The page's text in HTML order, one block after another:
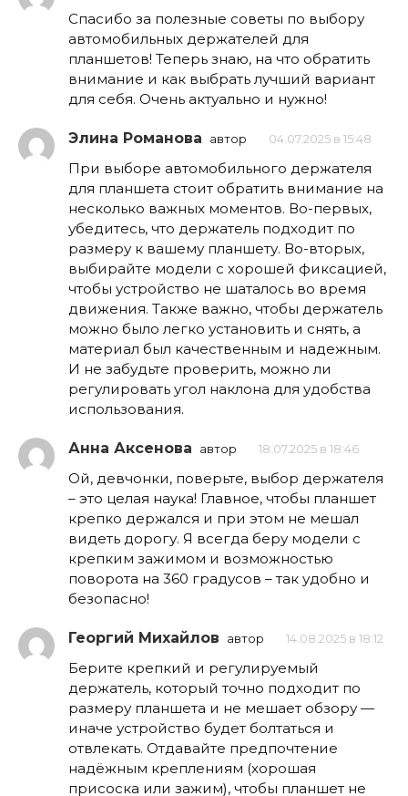
Спасибо за полезные советы по выбору
автомобильных держателей для
планшетов! Теперь знаю, на что обратить
внимание и как выбрать лучший вариант
для себя. Очень актуально и нужно!
Элина Романова автор 04.07.2025 в 15:48
При выборе автомобильного держателя
для планшета стоит обратить внимание на
несколько важных моментов. Во-первых,
убедитесь, что держатель подходит по
размеру к вашему планшету. Во-вторых,
выбирайте модели с хорошей фиксацией,
чтобы устройство не шаталось во время
движения. Также важно, чтобы держатель
можно было легко установить и снять, а
материал был качественным и надежным.
И не забудьте проверить, можно ли
регулировать угол наклона для удобства
использования.
Анна Аксенова автор 18.07.2025 в 18:46
Ой, девчонки, поверьте, выбор держателя
– это целая наука! Главное, чтобы планшет
крепко держался и при этом не мешал
видеть дорогу. Я всегда беру модели с
крепким зажимом и возможностью
поворота на 360 градусов – так удобно и
безопасно!
Георгий Михайлов автор 14.08.2025 в 18:12
Берите крепкий и регулируемый
держатель, который точно подходит по
размеру планшета и не мешает обзору —
иначе устройство будет болтаться и
отвлекать. Отдавайте предпочтение
надёжным креплениям (хорошая
присоска или зажим), чтобы планшет не